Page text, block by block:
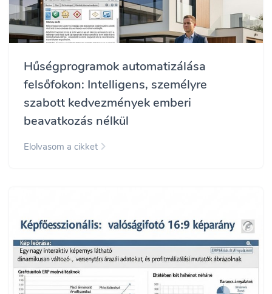
Hűségprogramok automatizálása
felsőfokon: Intelligens, személyre
szabott kedvezmények emberi
beavatkozás nélkül
Elolvasom a cikket